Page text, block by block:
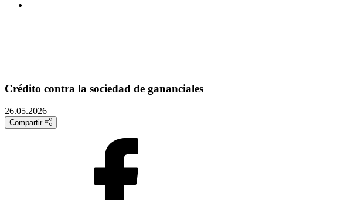
Crédito contra la sociedad de gananciales
26.05.2026
Compartir